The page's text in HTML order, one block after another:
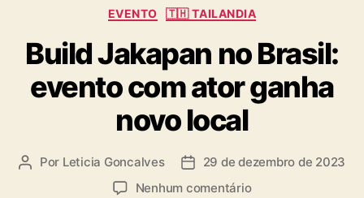
A
C
t
e
g
o
a
s
EVENTO 🇹🇭 TAILANDIA
Build Jakapan no Brasil:
evento com ator ganha
novo local
A Por Leticia Goncalves
D 29 de dezembro de 2023
Nenhum comentárioe